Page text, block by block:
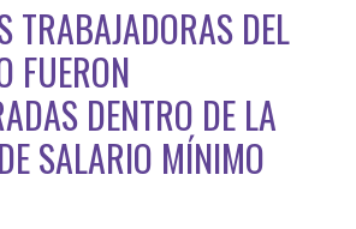
TRABAJADORAS DEL
FUERON
DENTRO DE LA
SALARIO MÍNIMO